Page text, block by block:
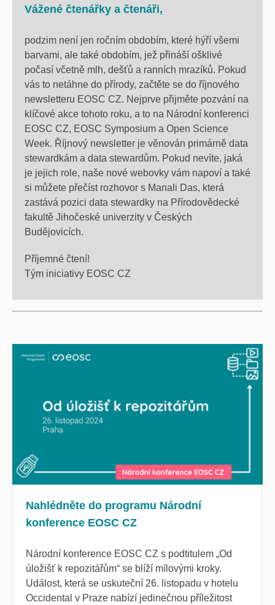
Vážené čtenářky a čtenáři,
podzim není jen ročním obdobím, které hýří všemi
barvami, ale také obdobím, jež přináší ošklivé
počasí včetně mlh, dešťů a ranních mrazíků. Pokud
vás to netáhne do přírody, začtěte se do říjnového
newsletteru EOSC CZ. Nejprve přijměte pozvání na
klíčové akce tohoto roku, a to na Národní konferenci
EOSC CZ, EOSC Symposium a Open Science
Week. Říjnový newsletter je věnován primárně data
stewardkám a data stewardům. Pokud nevíte, jaká
je jejich role, naše nové webovky vám napoví a také
si můžete přečíst rozhovor s Manali Das, která
zastává pozici data stewardky na Přírodovědecké
fakultě Jihočeské univerzity v Českých
Budějovicích.
Příjemné čtení!
Tým iniciativy EOSC CZ
Nahlédněte do programu Národní
konference EOSC CZ
Národní konference EOSC CZ s podtitulem „Od
úložišť k repozitářům“ se blíží mílovými kroky.
Událost, která se uskuteční 26. listopadu v hotelu
Occidental v Praze nabízí jedinečnou příležitost